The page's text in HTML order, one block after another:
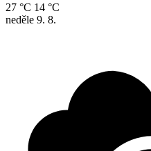
27 °C 14 °C
neděle 9. 8.